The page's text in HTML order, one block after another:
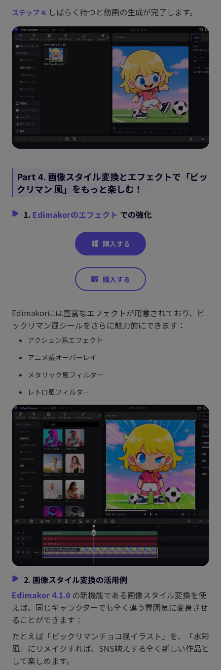
しばらく待つと動画の生成が完了します。
Part 4. 画像スタイル変換とエフェクトで「ビッ
クリマン 風」をもっと楽しむ！
1. Edimakorのエフェクト での強化
Edimakorには豊富なエフェクトが用意されており、ビ
ックリマン風シールをさらに魅力的にできます：
アクション系エフェクト
アニメ系オーバーレイ
メタリック風フィルター
レトロ風フィルター
2. 画像スタイル変換の活用例
Edimakor 4.1.0 の新機能である画像スタイル変換を使
えば、同じキャラクターでも全く違う雰囲気に変身させ
ることができます：
たとえば「ビックリマンチョコ風イラスト」を、「水彩
風」にリメイクすれば、SNS映えする全く新しい作品と
して楽しめます。